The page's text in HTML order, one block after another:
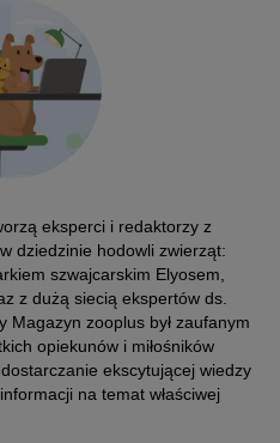
eksperci i redaktorzy z
dziedzinie hodowli zwierząt:
szwajcarskim Elyosem,
z dużą siecią ekspertów ds.
Magazyn zooplus był zaufanym
opiekunów i miłośników
ekscytującej wiedzy
na temat właściwej